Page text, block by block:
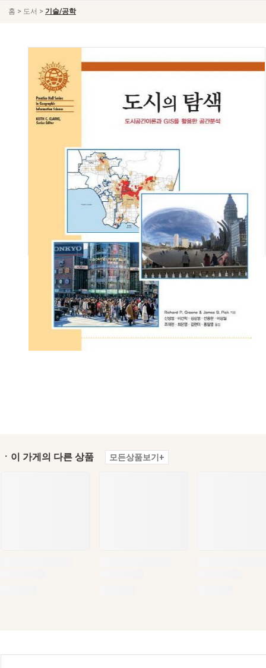
홈 > 도서 > 기술/공학
ㆍ이 가게의 다른 상품 모든상품보기+